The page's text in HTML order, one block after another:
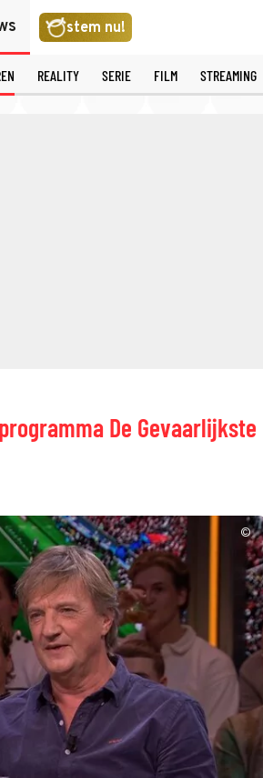
stem nu!
REALITY SERIE FILM STREAMING
De Gevaarlijkste
©